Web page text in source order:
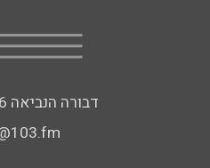
דבורה הנביאה 6, רמת השרון